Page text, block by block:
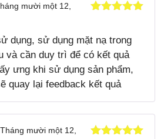
sao
mười một 12,
dụng, sử dụng mặt nạ trong
và cần duy trì để có kết quả
ưng khi sử dụng sản phẩm,
quay lại feedback kết quả
Tháng mười một 12,